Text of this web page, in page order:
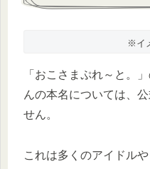
※イ
「おこさまぷれ～と。
んの本名については、
せん。
これは多くのアイドル